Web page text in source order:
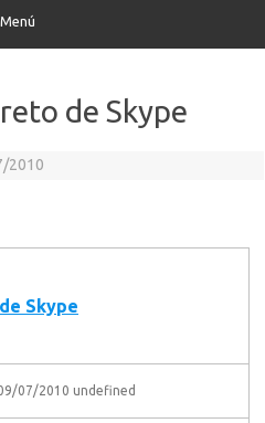
Menú
de Skype
2010
Skype
07/2010 undefined